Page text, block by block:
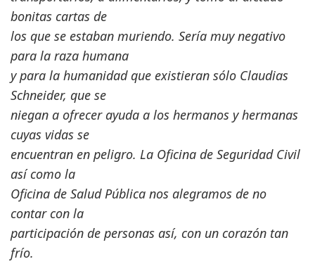
bonitas cartas de
los que se estaban muriendo. Sería muy negativo
para la raza humana
y para la humanidad que existieran sólo Claudias
Schneider, que se
niegan a ofrecer ayuda a los hermanos y hermanas
cuyas vidas se
encuentran en peligro. La Oficina de Seguridad Civil
así como la
Oficina de Salud Pública nos alegramos de no
contar con la
participación de personas así, con un corazón tan
frío.